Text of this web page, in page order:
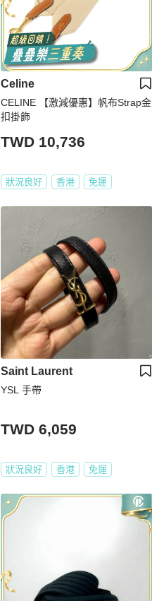
Celine
CELINE 【激減優惠】帆布Strap金
扣掛飾
TWD 10,736
狀況良好 香港 免運
Saint Laurent
YSL 手帶
TWD 6,059
狀況良好 香港 免運